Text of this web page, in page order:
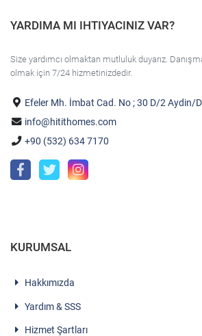
scripti
scripti
indir
scripti
indir,emlak
scripti
indir,php
script
YARDIMA MI IHTIYACINIZ VAR?
Size yardımcı olmaktan mutluluk duyarız.
olmak için 7/24 hizmetinizdedir.
Efeler Mh. İmbat Cad. No ; 30 D/2 Aydin/
info@hitithomes.com
+90 (532) 634 7170
KURUMSAL
Hakkımızda
Yardım & SSS
Hizmet Şartları